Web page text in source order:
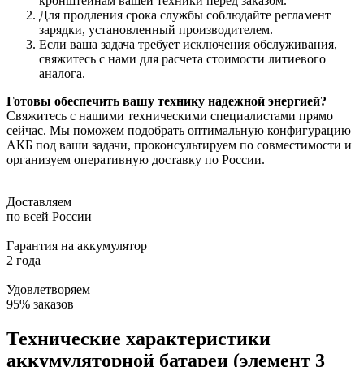
Для продления срока службы соблюдайте регламент
зарядки, установленный производителем.
Если ваша задача требует исключения обслуживания,
свяжитесь с нами для расчета стоимости литиевого
аналога.
Готовы обеспечить вашу технику надежной энергией?
Свяжитесь с нашими техническими специалистами прямо
сейчас. Мы поможем подобрать оптимальную конфигурацию
АКБ под ваши задачи, проконсультируем по совместимости и
организуем оперативную доставку по России.
Доставляем
по всей России
Гарантия на аккумулятор
2 года
Удовлетворяем
95% заказов
Технические характеристики
аккумуляторной батареи (элемент 3